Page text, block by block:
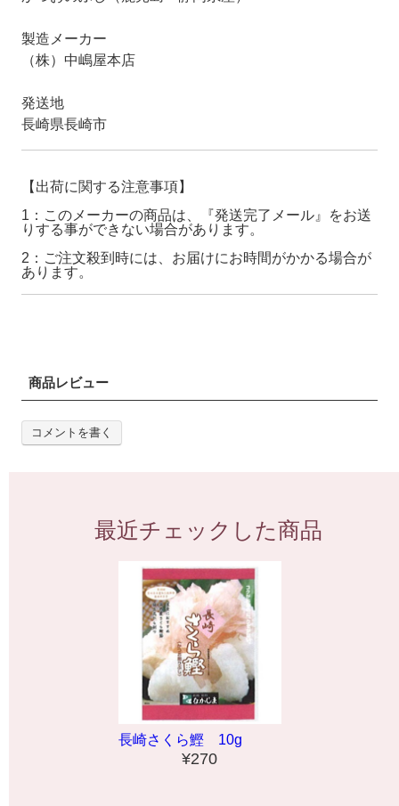
製造メーカー
（株）中嶋屋本店
発送地
長崎県長崎市
【出荷に関する注意事項】
1：このメーカーの商品は、『発送完了メール』をお送
りする事ができない場合があります。
2：ご注文殺到時には、お届けにお時間がかかる場合が
あります。
商品レビュー
コメントを書く
最近チェックした商品
長崎さくら鰹 10g
¥270